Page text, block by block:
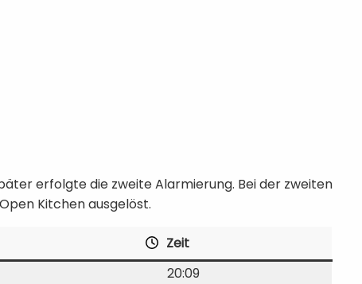
erfolgte die zweite Alarmierung. Bei der zweiten
Kitchen ausgelöst.
Zeit
20:09